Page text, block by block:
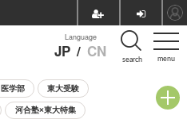
menu
Language
JP / CN search
医学部 東大受験
河合塾×東大特集